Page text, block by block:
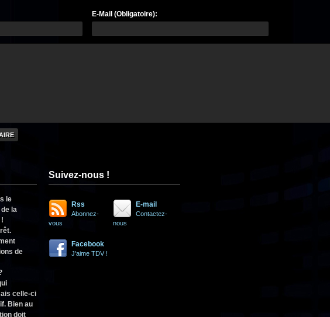
E-Mail (Obligatoire):
le
la
de
celle-ci
Bien au
doit
Suivez-nous !
Rss
Abonnez-
vous
E-mail
Contactez-
nous
Facebook
J'aime TDV !